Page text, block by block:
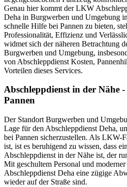
Genau hier kommt der LKW
Deha in Burgwerben und Umgebung
schnelle Hilfe bei Pannen zu bieten,
Professionalität, Effizienz und
widmet sich der näheren Betrachtung
Burgwerben und Umgebung,
von Abschleppdienst Kosten,
Vorteilen dieses Services.
Abschleppdienst in der Nähe
Pannen
Der Standort Burgwerben und
Lage für den Abschleppdienst Deha,
bei Pannen sicherzustellen. Als LKW-
ist, ist es beruhigend zu wissen, dass
Abschleppdienst in der Nähe ist, der
Mit geschultem Personal und
Abschleppdienst Deha eine zügige
wieder auf der Straße sind.